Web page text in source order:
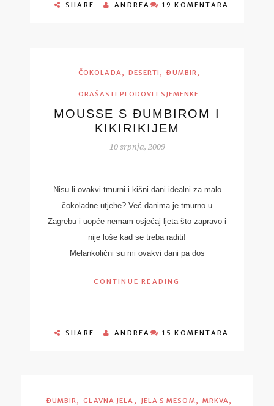
SHARE ANDREA 19 KOMENTARA
ČOKOLADA, DESERTI , ĐUMBIR,
ORAŠASTI PLODOVI I SJEMENKE
MOUSSE S ĐUMBIROM I
KIKIRIKIJEM
10 srpnja, 2009
Nisu li ovakvi tmurni i kišni dani idealni za malo
čokoladne utjehe? Već danima je tmurno u
Zagrebu i uopće nemam osjećaj ljeta što zapravo i
nije loše kad se treba raditi!
Melankolični su mi ovakvi dani pa dos
CONTINUE READING
SHARE ANDREA 15 KOMENTARA
ĐUMBIR, GLAVNA JELA , JELA S MESOM, MRKVA,